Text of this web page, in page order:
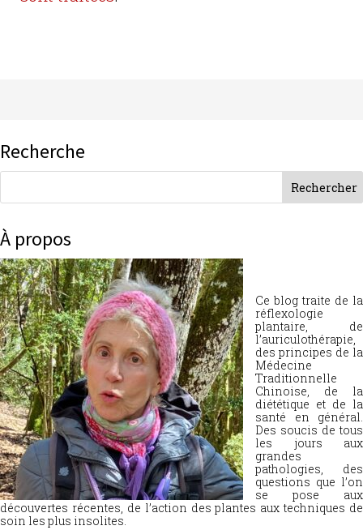
Recherche
À propos
Ce blog traite de la
réflexologie
plantaire, de
l’auriculothérapie,
des principes de la
Médecine
Traditionnelle
Chinoise, de la
diététique et de la
santé en général.
Des soucis de tous
les jours aux
grandes
pathologies, des
questions que l’on
se pose aux
découvertes récentes, de l’action des plantes aux techniques de
soin les plus insolites.